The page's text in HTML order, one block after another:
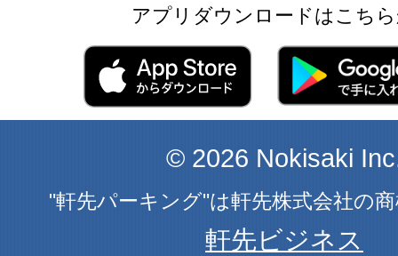
アプリダウンロードはこち
© 2026 Nokisaki
"軒先パーキング"は軒先株式会社の
軒先ビジネス